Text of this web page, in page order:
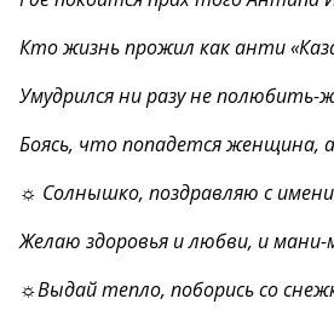
Кто жизнь прожил как анти
Умудрился ни разу не полюбить-
Боясь, что попадется женщина,
☼ Солнышко, поздравляю с
Желаю здоровья и любви, и мани-
☼Выдай тепло, поборись со